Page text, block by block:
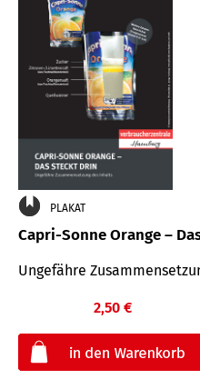
PLAKAT
Capri-Sonne Orange –
Ungefähre
2,50 €